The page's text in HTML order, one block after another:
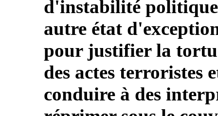
d'instabilité
autre état
pour justifier la
des actes terroristes
conduire à des